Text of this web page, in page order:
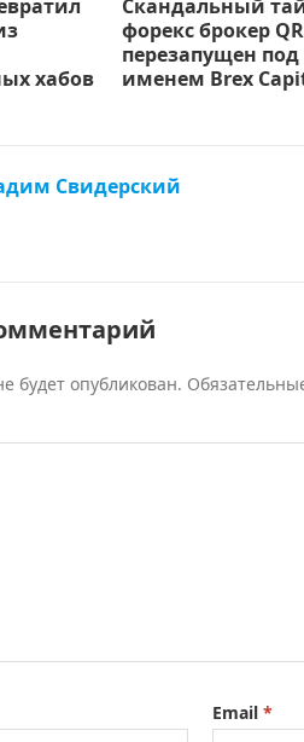
хабов
Скандальный
форекс брокер
перезапущен под
именем Brex
Свидерский
будет опубликован.
Email *